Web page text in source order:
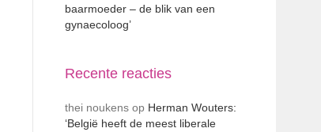
baarmoeder – de blik van een
gynaecoloog’
Recente reacties
thei noukensop Herman Wouters:
‘België heeft de meest liberale